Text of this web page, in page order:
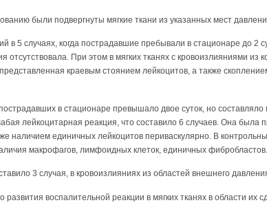
были подвергнуты мягкие ткани из указанных мест
в 5 случаях, когда пострадавшие пребывали в стационаре до 2
отсутствовала. При этом в мягких тканях с кровоизлияниями из
краевым стоянием лейкоцитов, а также
в стационаре превышало двое суток, но
лейкоцитарная реакция, что составило 6 случаев. Она была
наличием единичных лейкоцитов периваскулярно. В
макрофагов, лимфоидных клеток, единичных фибробластов.
3 случая, в кровоизлияниях из областей внешнего
развития воспалительной реакции в мягких тканях в области